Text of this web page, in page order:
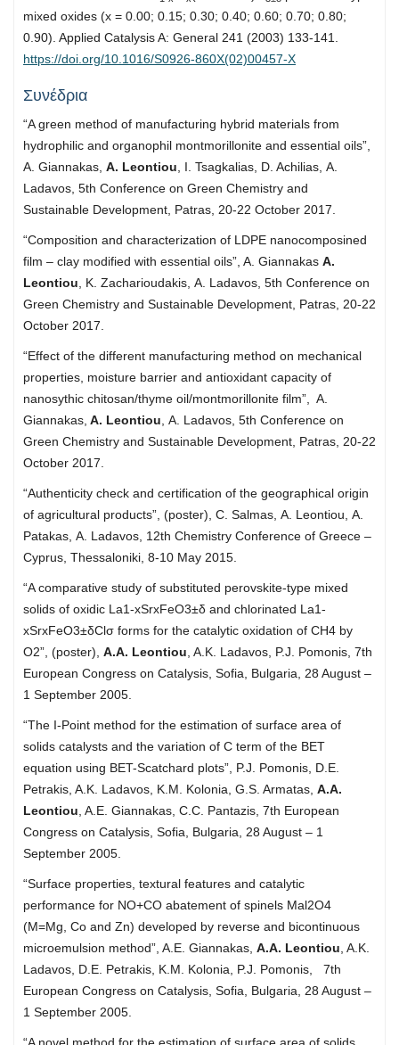
mixed oxides (x = 0.00; 0.15; 0.30; 0.40; 0.60; 0.70; 0.80;
0.90). Applied Catalysis A: General 241 (2003) 133-141.
https://doi.org/10.1016/S0926-860X(02)00457-X
Συνέδρια
“A green method of manufacturing hybrid materials from
hydrophilic and organophil montmorillonite and essential oils”,
A. Giannakas, A. Leontiou, I. Tsagkalias, D. Achilias, Α.
Ladavos, 5th Conference on Green Chemistry and
Sustainable Development, Patras, 20-22 October 2017.
“Composition and characterization of LDPE nanocomposined
film – clay modified with essential oils”, A. Giannakas Α.
Leontiou, Κ. Zacharioudakis, Α. Ladavos, 5th Conference on
Green Chemistry and Sustainable Development, Patras, 20-22
October 2017.
“Effect of the different manufacturing method on mechanical
properties, moisture barrier and antioxidant capacity of
nanosythic chitosan/thyme oil/montmorillonite film”, A.
Giannakas, A. Leontiou, Α. Ladavos, 5th Conference on
Green Chemistry and Sustainable Development, Patras, 20-22
October 2017.
“Authenticity check and certification of the geographical origin
of agricultural products”, (poster), C. Salmas, Α. Leontiou, Α.
Patakas, Α. Ladavos, 12th Chemistry Conference of Greece –
Cyprus, Thessaloniki, 8-10 May 2015.
“A comparative study of substituted perovskite-type mixed
solids of oxidic La1-xSrxFeO3±δ and chlorinated La1-
xSrxFeO3±δClσ forms for the catalytic oxidation of CH4 by
O2”, (poster), A.A. Leontiou, A.K. Ladavos, P.J. Pomonis, 7th
European Congress on Catalysis, Sofia, Bulgaria, 28 August –
1 September 2005.
“The I-Point method for the estimation of surface area of
solids catalysts and the variation of C term of the BET
equation using BET-Scatchard plots”, P.J. Pomonis, D.E.
Petrakis, A.K. Ladavos, K.M. Kolonia, G.S. Armatas, A.A.
Leontiou, A.E. Giannakas, C.C. Pantazis, 7th European
Congress on Catalysis, Sofia, Bulgaria, 28 August – 1
September 2005.
“Surface properties, textural features and catalytic
performance for NO+CO abatement of spinels Mal2O4
(M=Mg, Co and Zn) developed by reverse and bicontinuous
microemulsion method”, A.E. Giannakas, A.A. Leontiou, A.K.
Ladavos, D.E. Petrakis, K.M. Kolonia, P.J. Pomonis, 7th
European Congress on Catalysis, Sofia, Bulgaria, 28 August –
1 September 2005.